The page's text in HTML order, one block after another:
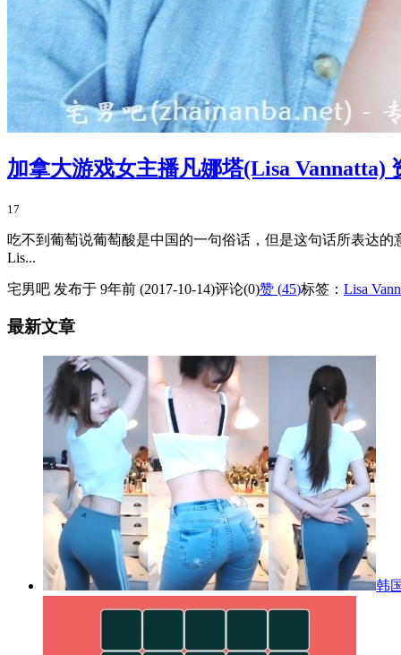
加拿大游戏女主播凡娜塔(Lisa Vannatta)
17
吃不到葡萄说葡萄酸是中国的一句俗话，但是这句话所表达
Lis...
宅男吧 发布于 9年前 (2017-10-14)评论(0)赞 (45)标签： Lisa
最新文章
韩